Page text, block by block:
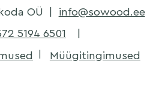
OÜ
info@sowood.ee
5194 6501
Müügitingimused